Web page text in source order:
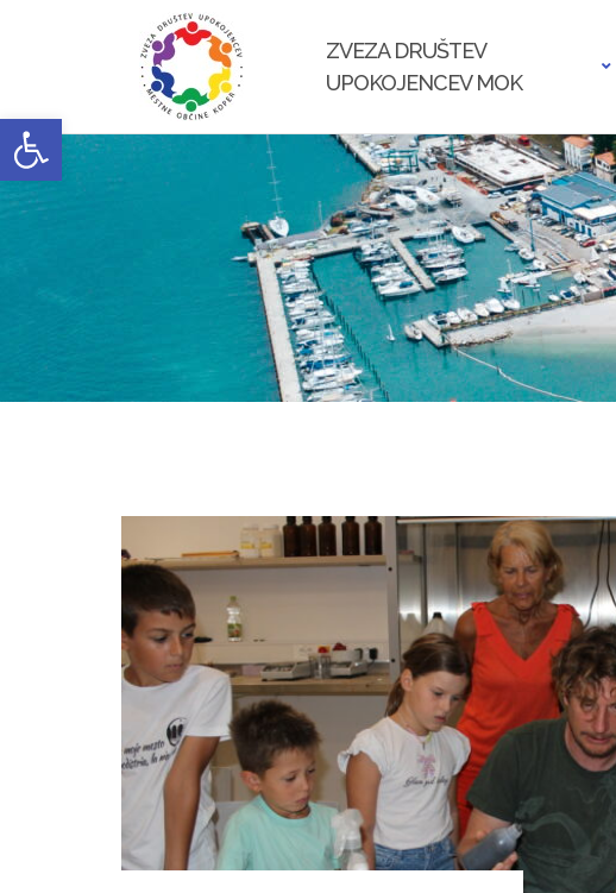
Open toolbar
ZVEZA DRUŠTEV
UPOKOJENCEV MOK